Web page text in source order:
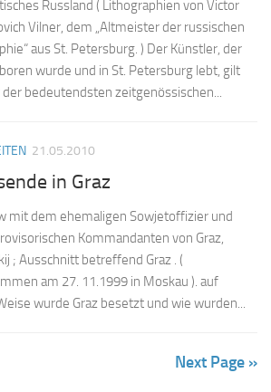
Russland ( Lithographien von Victor
Vilner, dem „Altmeister der russischen
aus St. Petersburg. ) Der Künstler, der
wurde und in St. Petersburg lebt, gilt
der bedeutendsten zeitgenössischen...
21.05.2010
in Graz
mit dem ehemaligen Sowjetoffizier und
Kommandanten von Graz,
; Ausschnitt betreffend Graz . (
am 27. 11.1999 in Moskau ). auf
wurde Graz besetzt und wie wurden...
Next Page »